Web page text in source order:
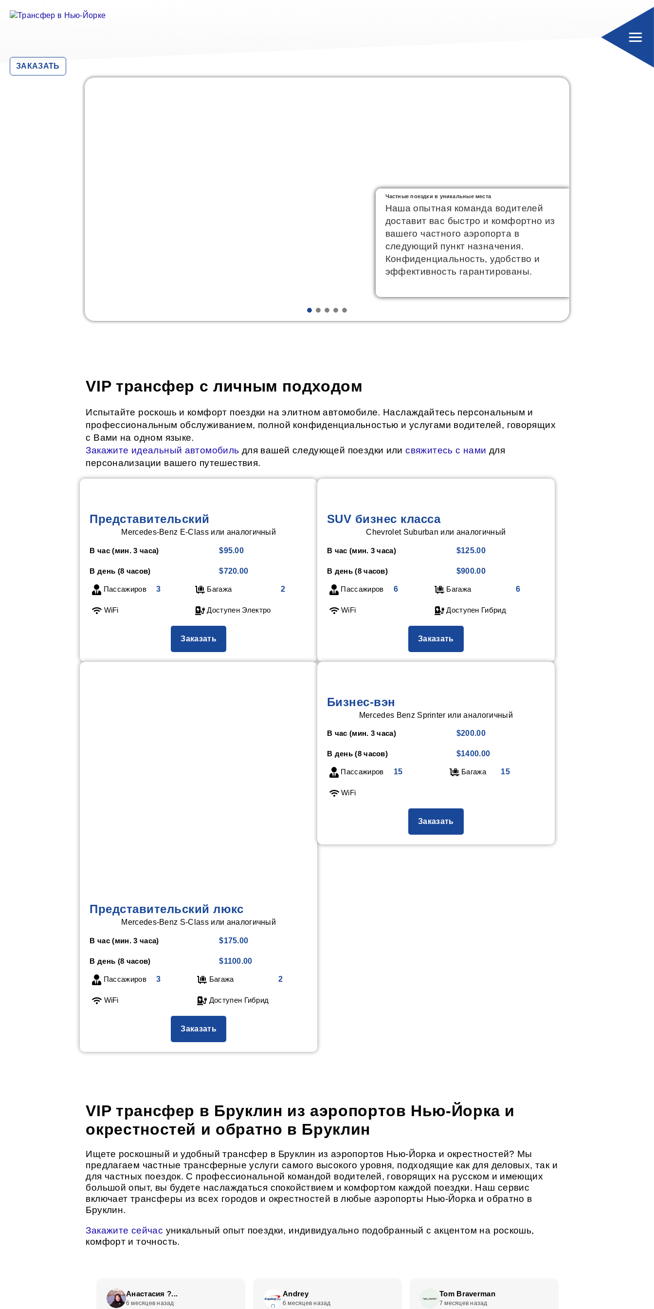
ЗАКАЗАТЬ
Частные поездки в уникальные места
Наша опытная команда водителей
доставит вас быстро и комфортно из
вашего частного аэропорта в
следующий пункт назначения.
Конфиденциальность, удобство и
эффективность гарантированы.
Next
VIP трансфер с личным подходом
Испытайте роскошь и комфорт поездки на элитном автомобиле. Наслаждайтесь персональным и
профессиональным обслуживанием, полной конфиденциальностью и услугами водителей, говорящих
с Вами на одном языке.
Закажите идеальный автомобиль для вашей следующей поездки илисвяжитесь с нами для
персонализации вашего путешествия.
Представительский
Mercedes-Benz E-Class или аналогичный
В час (мин. 3 часа) $95.00
В день (8 часов) $720.00
Пассажиров 3 Багажа 2
WiFi Доступен Электро
Заказать
SUV бизнес класса
Chevrolet Suburban или аналогичный
В час (мин. 3 часа) $125.00
В день (8 часов) $900.00
Пассажиров 6 Багажа 6
WiFi Доступен Гибрид
Заказать
Представительский люкс
Mercedes-Benz S-Class или аналогичный
В час (мин. 3 часа) $175.00
В день (8 часов) $1100.00
Пассажиров 3 Багажа 2
WiFi Доступен Гибрид
Заказать
Бизнес-вэн
Mercedes Benz Sprinter или аналогичный
В час (мин. 3 часа) $200.00
В день (8 часов) $1400.00
Пассажиров 15 Багажа 15
WiFi
Заказать
VIP трансфер в Бруклин из аэропортов Нью-Йорка и
окрестностей и обратно в Бруклин
Ищете роскошный и удобный трансфер в Бруклин из аэропортов Нью-Йорка и окрестностей? Мы
предлагаем частные трансферные услуги самого высокого уровня, подходящие как для деловых, так и
для частных поездок. С профессиональной командой водителей, говорящих на русском и имеющих
большой опыт, вы будете наслаждаться спокойствием и комфортом каждой поездки. Наш сервис
включает трансферы из всех городов и окрестностей в любые аэропорты Нью-Йорка и обратно в
Бруклин.
Закажите сейчас уникальный опыт поездки, индивидуально подобранный с акцентом на роскошь,
комфорт и точность.
Анастасия ?...
6 месяцев назад
Andrey
6 месяцев назад
Tom Braverman
7 месяцев назад